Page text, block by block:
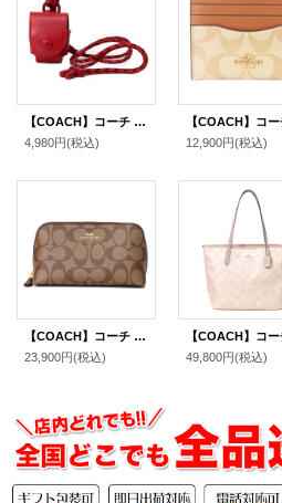
【COACH】コーチ カーフレザー イヤホン airpods エアーポッズ ケース 首かけ ランヤード クリムゾン（日本未発売）
4,980円(税込)
12,900円(税込)
【COACH】コーチ コーティングキャンパス レザー シグネチャー コスメティック 化粧ポーチ カーキ×サドル（日本未発売）
23,900円(税込)
49,800円(税込)